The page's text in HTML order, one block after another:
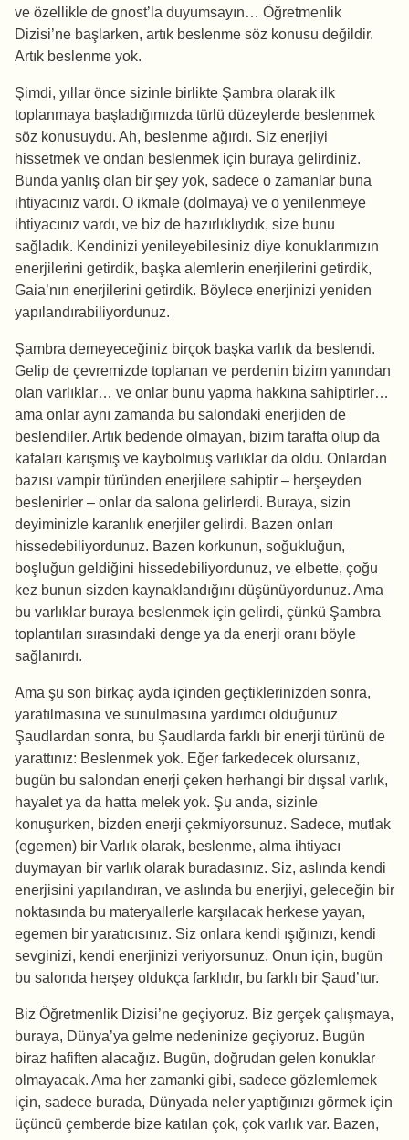
ve özellikle de gnost’la duyumsayın… Öğretmenlik
Dizisi’ne başlarken, artık beslenme söz konusu değildir.
Artık beslenme yok.
Şimdi, yıllar önce sizinle birlikte Şambra olarak ilk
toplanmaya başladığımızda türlü düzeylerde beslenmek
söz konusuydu. Ah, beslenme ağırdı. Siz enerjiyi
hissetmek ve ondan beslenmek için buraya gelirdiniz.
Bunda yanlış olan bir şey yok, sadece o zamanlar buna
ihtiyacınız vardı. O ikmale (dolmaya) ve o yenilenmeye
ihtiyacınız vardı, ve biz de hazırlıklıydık, size bunu
sağladık. Kendinizi yenileyebilesiniz diye konuklarımızın
enerjilerini getirdik, başka alemlerin enerjilerini getirdik,
Gaia’nın enerjilerini getirdik. Böylece enerjinizi yeniden
yapılandırabiliyordunuz.
Şambra demeyeceğiniz birçok başka varlık da beslendi.
Gelip de çevremizde toplanan ve perdenin bizim yanından
olan varlıklar… ve onlar bunu yapma hakkına sahiptirler…
ama onlar aynı zamanda bu salondaki enerjiden de
beslendiler. Artık bedende olmayan, bizim tarafta olup da
kafaları karışmış ve kaybolmuş varlıklar da oldu. Onlardan
bazısı vampir türünden enerjilere sahiptir – herşeyden
beslenirler – onlar da salona gelirlerdi. Buraya, sizin
deyiminizle karanlık enerjiler gelirdi. Bazen onları
hissedebiliyordunuz. Bazen korkunun, soğukluğun,
boşluğun geldiğini hissedebiliyordunuz, ve elbette, çoğu
kez bunun sizden kaynaklandığını düşünüyordunuz. Ama
bu varlıklar buraya beslenmek için gelirdi, çünkü Şambra
toplantıları sırasındaki denge ya da enerji oranı böyle
sağlanırdı.
Ama şu son birkaç ayda içinden geçtiklerinizden sonra,
yaratılmasına ve sunulmasına yardımcı olduğunuz
Şaudlardan sonra, bu Şaudlarda farklı bir enerji türünü de
yarattınız: Beslenmek yok. Eğer farkedecek olursanız,
bugün bu salondan enerji çeken herhangi bir dışsal varlık,
hayalet ya da hatta melek yok. Şu anda, sizinle
konuşurken, bizden enerji çekmiyorsunuz. Sadece, mutlak
(egemen) bir Varlık olarak, beslenme, alma ihtiyacı
duymayan bir varlık olarak buradasınız. Siz, aslında kendi
enerjisini yapılandıran, ve aslında bu enerjiyi, geleceğin bir
noktasında bu materyallerle karşılacak herkese yayan,
egemen bir yaratıcısınız. Siz onlara kendi ışığınızı, kendi
sevginizi, kendi enerjinizi veriyorsunuz. Onun için, bugün
bu salonda herşey oldukça farklıdır, bu farklı bir Şaud’tur.
Biz Öğretmenlik Dizisi’ne geçiyoruz. Biz gerçek çalışmaya,
buraya, Dünya’ya gelme nedeninize geçiyoruz. Bugün
biraz hafiften alacağız. Bugün, doğrudan gelen konuklar
olmayacak. Ama her zamanki gibi, sadece gözlemlemek
için, sadece burada, Dünyada neler yaptığınızı görmek için
üçüncü çemberde bize katılan çok, çok varlık var. Bazen,